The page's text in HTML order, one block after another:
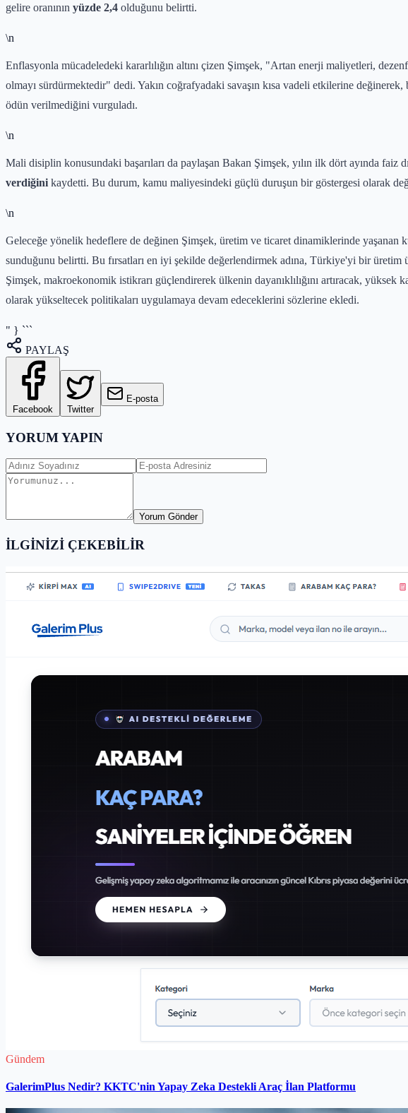
gelire oranının yüzde 2,4 olduğunu belirtti.
\n
Enflasyonla mücadeledeki kararlılığın altını çizen Şimşek, "Artan enerji maliyetleri,
olmayı sürdürmektedir" dedi. Yakın coğrafyadaki savaşın kısa vadeli etkilerine değinerek,
ödün verilmediğini vurguladı.
\n
Mali disiplin konusundaki başarıları da paylaşan Bakan Şimşek, yılın ilk dört ayında faiz
verdiğini kaydetti. Bu durum, kamu maliyesindeki güçlü duruşun bir göstergesi olarak
\n
Geleceğe yönelik hedeflere de değinen Şimşek, üretim ve ticaret dinamiklerinde
sunduğunu belirtti. Bu fırsatları en iyi şekilde değerlendirmek adına, Türkiye'yi bir üretim
Şimşek, makroekonomik istikrarı güçlendirerek ülkenin dayanıklılığını artıracak,
olarak yükseltecek politikaları uygulamaya devam edeceklerini sözlerine ekledi.
" } ```
PAYLAŞ
Facebook Twitter
E-posta
YORUM YAPIN
Yorum Gönder
İLGİNİZİ ÇEKEBİLİR
Gündem
GalerimPlus Nedir? KKTC'nin Yapay Zeka Destekli Araç İlan Platformu